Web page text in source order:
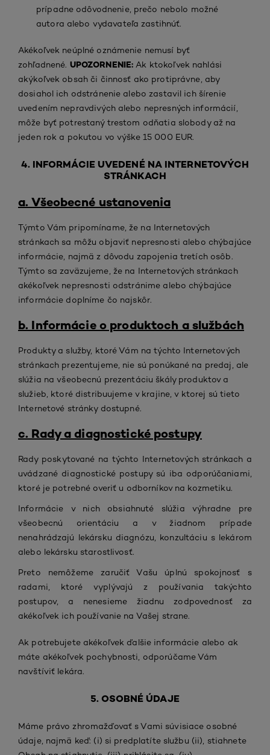
prípadne odôvodnenie, prečo nebolo možné
autora alebo vydavateľa zastihnúť.
Akékoľvek neúplné oznámenie nemusí byť
zohľadnené. UPOZORNENIE: Ak ktokoľvek nahlási
akýkoľvek obsah či činnosť ako protiprávne, aby
dosiahol ich odstránenie alebo zastavil ich šírenie
uvedením nepravdivých alebo nepresných informácií,
môže byť potrestaný trestom odňatia slobody až na
jeden rok a pokutou vo výške 15 000 EUR.
4. INFORMÁCIE UVEDENÉ NA INTERNETOVÝCH
STRÁNKACH
a. Všeobecné ustanovenia
Týmto Vám pripomíname, že na Internetových
stránkach sa môžu objaviť nepresnosti alebo chýbajúce
informácie, najmä z dôvodu zapojenia tretích osôb.
Týmto sa zaväzujeme, že na Internetových stránkach
akékoľvek nepresnosti odstránime alebo chýbajúce
informácie doplníme čo najskôr.
b. Informácie o produktoch a službách
Produkty a služby, ktoré Vám na týchto Internetových
stránkach prezentujeme, nie sú ponúkané na predaj, ale
slúžia na všeobecnú prezentáciu škály produktov a
služieb, ktoré distribuujeme v krajine, v ktorej sú tieto
Internetové stránky dostupné.
c. Rady a diagnostické postupy
Rady poskytované na týchto Internetových stránkach a
uvádzané diagnostické postupy sú iba odporúčaniami,
ktoré je potrebné overiť u odborníkov na kozmetiku.
Informácie v nich obsiahnuté slúžia výhradne pre
všeobecnú orientáciu a v žiadnom prípade
nenahrádzajú lekársku diagnózu, konzultáciu s lekárom
alebo lekársku starostlivosť.
Preto nemôžeme zaručiť Vašu úplnú spokojnosť s
radami, ktoré vyplývajú z používania takýchto
postupov, a nenesieme žiadnu zodpovednosť za
akékoľvek ich používanie na Vašej strane.
Ak potrebujete akékoľvek ďalšie informácie alebo ak
máte akékoľvek pochybnosti, odporúčame Vám
navštíviť lekára.
5. OSOBNÉ ÚDAJE
Máme právo zhromažďovať s Vami súvisiace osobné
údaje, najmä keď: (i) si predplatíte službu (ii), stiahnete